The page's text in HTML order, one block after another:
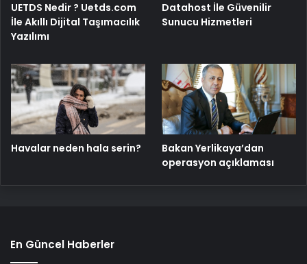
UETDS Nedir ? Uetds.com
İle Akıllı Dijital Taşımacılık
Yazılımı
Datahost İle Güvenilir
Sunucu Hizmetleri
Havalar neden hala serin?
Bakan Yerlikaya’dan
operasyon açıklaması
En Güncel Haberler